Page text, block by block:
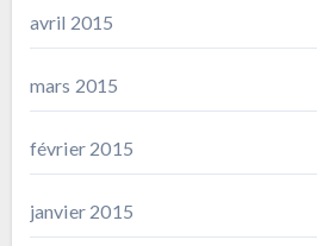
avril 2015
mars 2015
février 2015
janvier 2015